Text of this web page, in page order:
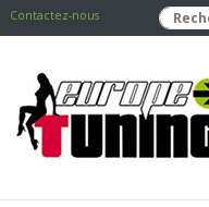
Contactez-nous